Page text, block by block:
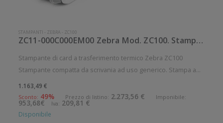
STAMPANTI - ZEBRA - ZC100
ZC11-000C000EM00 Zebra Mod. ZC100. Stampante di card.
Stampante di card a trasferimento termico Zebra ZC100
Stampante compatta da scrivania ad uso generico. Stampa a
trasferimento termico. Velocità di stampa: 700 card/ora
Risoluzione di stampa: 12 dot/mm Supporto di stampa: Card
Connettività: Ethe
1.163,49 €
Sconto: 49% Prezzo di listino: 2.273,56 € Imponibile:
953,68€ Iva: 209,81 €
Disponibile